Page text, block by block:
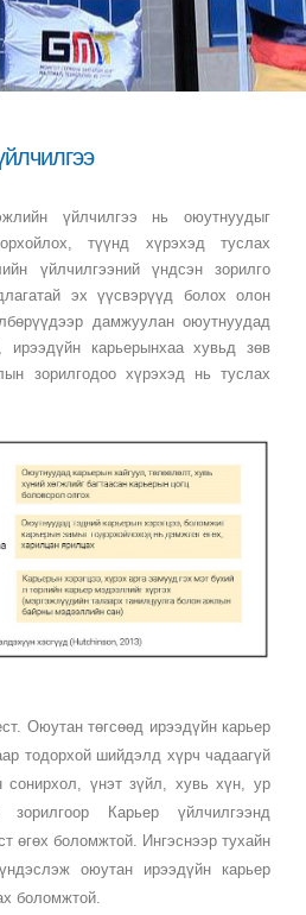
үйлчилгээ нь оюутнуудыг
түүнд хүрэхэд туслах
үйлчилгээний үндсэн зорилго
эх үүсвэрүүд болох олон
дамжуулан оюутнуудад
ирээдүйн карьерынхаа хувьд зөв
зорилгодоо хүрэхэд нь туслах
Оюутан төгсөөд ирээдүйн карьер
тодорхой шийдэлд хүрч чадаагүй
сонирхол, үнэт зүйл, хувь хүн, ур
Карьер үйлчилгээнд
өгөх боломжтой. Ингэснээр тухайн
оюутан ирээдүйн карьер
боломжтой.